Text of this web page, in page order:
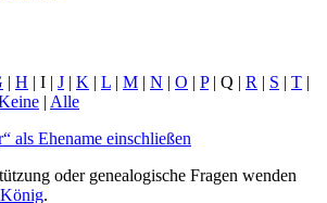
| H | I | J | K | L | M | N | O | P| Q | R | S | T |
| Alle
“ als Ehename einschließen
oder genealogische Fragen wenden
.